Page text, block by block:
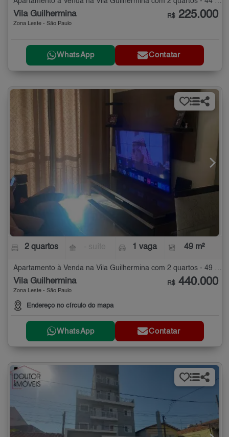
Vila Guilhermina
Zona Leste - São Paulo
R$ 225.000
WhatsApp Contatar
2 quartos 1 vaga 49 m²
Apartamento à Venda na Vila Guilhermina com 2 quartos - 49 m²
Vila Guilhermina
Zona Leste - São Paulo
Endereço no círculo do mapa
R$ 440.000
WhatsApp Contatar